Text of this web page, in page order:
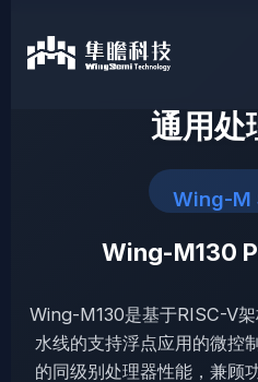
通用处
Wing-M
Wing-M130
Wing-M130是基于RISC-V
水线的支持浮点应用的微控
的同级别处理器性能，兼顾
RISC-V处理器IP
车规处理器IP
安全处理器IP